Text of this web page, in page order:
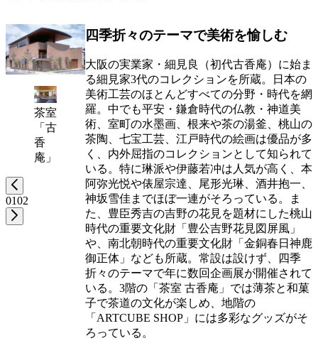
茶室
「古
香
庵」
0102
四季折々のテーマで美術を愉しむ
大阪の実業家・細見良（初代古香庵）に始ま
る細見家3代のコレクションを所蔵。日本の
美術工芸のほとんどすべての分野・時代を網
羅。中でも平安・鎌倉時代の仏教・神道美
術、室町の水墨画、根来や茶の湯釜、桃山の
茶陶、七宝工芸、江戸時代の絵画は優品が多
く、内外屈指のコレクションとして知られて
いる。特に琳派や伊藤若冲は人気が高く、本
阿弥光悦や俵屋宗達、尾形光琳、酒井抱一、
神坂雪佳までほぼ一連がそろっている。ま
た、豊臣秀吉の吉野の花見を題材にした桃山
時代の重要文化財「豊公吉野花見図屏風」
や、南北朝時代の重要文化財「金銅春日神鹿
御正体」なども所蔵。常設は設けず、四季
折々のテーマで年に数回企画展が開催されて
いる。3階の「茶室 古香庵」では薄茶と和菓
子で茶道の文化が楽しめ、地階の
「ARTCUBE SHOP」には多彩なグッズがそ
ろっている。